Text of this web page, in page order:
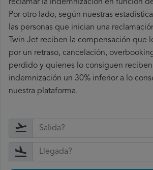
reclamar la indemnización en función
Por otro lado, según nuestras
las personas que inician una
Twin Jet reciben la compensación que
por un retraso, cancelación,
perdido y quienes lo consiguen reciben
indemnización un 30% inferior a lo
nuestra plataforma.